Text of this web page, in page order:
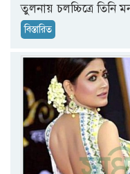
তুলনায় চলচ্চিত্রে তিনি
বিস্তারিত